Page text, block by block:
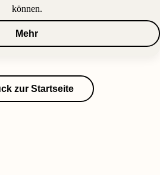
können.
Mehr
zur Startseite